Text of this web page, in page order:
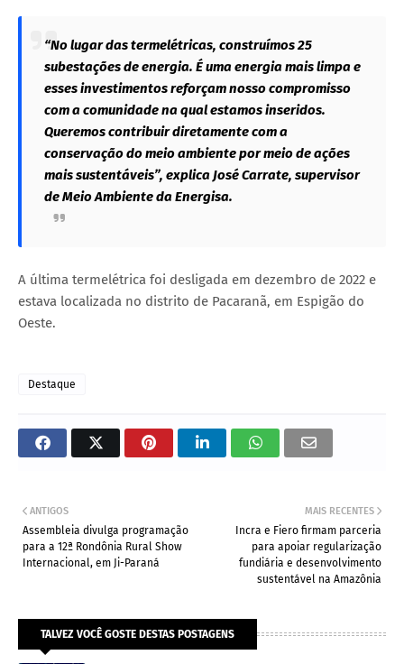
‌“No lugar das termelétricas, construímos 25
subestações de energia. É uma energia mais limpa e
esses investimentos reforçam nosso compromisso
com a comunidade na qual estamos inseridos.
Queremos contribuir diretamente com a
conservação do meio ambiente por meio de ações
mais sustentáveis”, explica José Carrate, supervisor
de Meio Ambiente da Energisa.
‌A última termelétrica foi desligada em dezembro de 2022 e
estava localizada no distrito de Pacaranã, em Espigão do
Oeste.
Destaque
MAIS RECENTES
Incra e Fiero firmam parceria
para apoiar regularização
fundiária e desenvolvimento
sustentável na Amazônia
ANTIGOS
Assembleia divulga programação
para a 12ª Rondônia Rural Show
Internacional, em Ji-Paraná
TALVEZ VOCÊ GOSTE DESTAS POSTAGENS